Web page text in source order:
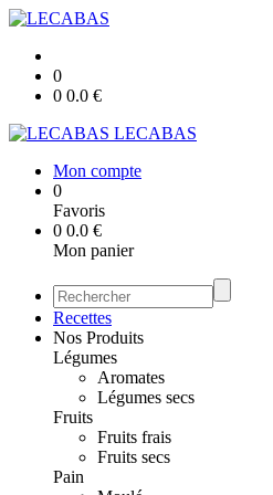
0
0 0.0 €
LECABAS
Mon compte
0
Favoris
0 0.0 €
Mon panier
Recettes
Nos Produits
Légumes
Aromates
Légumes secs
Fruits
Fruits frais
Fruits secs
Pain